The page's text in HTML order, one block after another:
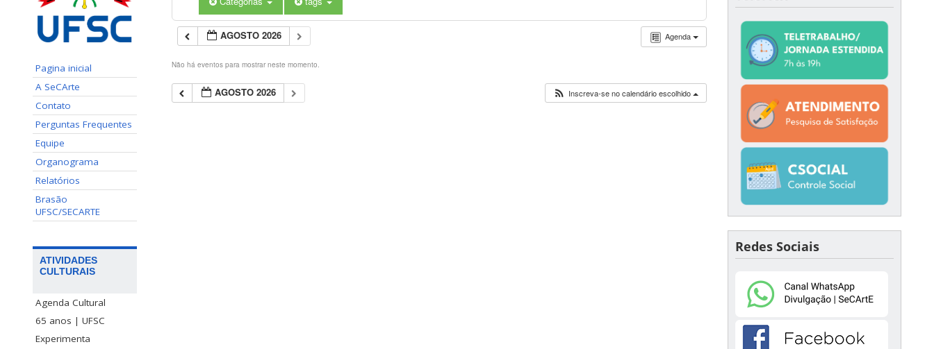
Pagina inicial
A SeCArte
Contato
Perguntas Frequentes
Equipe
Organograma
Relatórios
Brasão
UFSC/SECARTE
ATIVIDADES
CULTURAIS
Agenda Cultural
65 anos | UFSC
Experimenta
Agenda
AGOSTO 2026
Não há eventos para mostrar neste momento.
AGOSTO 2026 Inscreva-se no calendário escolhido
Redes Sociais